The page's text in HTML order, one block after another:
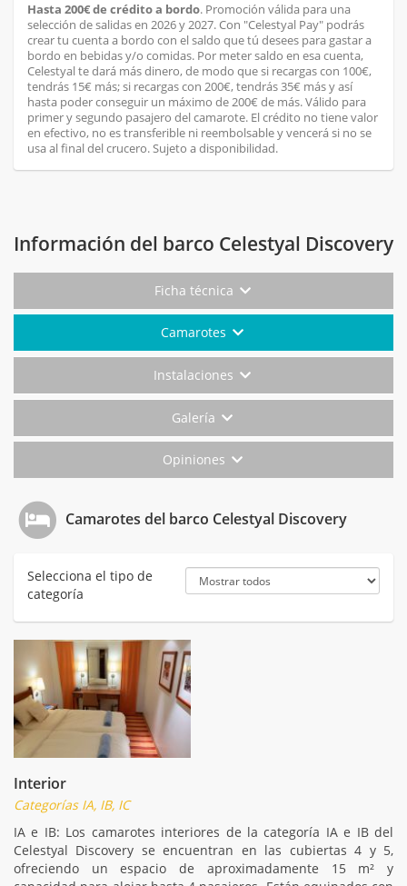
Hasta 200€ de crédito a bordo. Promoción válida para una
selección de salidas en 2026 y 2027. Con "Celestyal Pay" podrás
crear tu cuenta a bordo con el saldo que tú desees para gastar a
bordo en bebidas y/o comidas. Por meter saldo en esa cuenta,
Celestyal te dará más dinero, de modo que si recargas con 100€,
tendrás 15€ más; si recargas con 200€, tendrás 35€ más y así
hasta poder conseguir un máximo de 200€ de más. Válido para
primer y segundo pasajero del camarote. El crédito no tiene valor
en efectivo, no es transferible ni reembolsable y vencerá si no se
usa al final del crucero. Sujeto a disponibilidad.
Información del barco Celestyal Discovery
Ficha técnica
Camarotes
Instalaciones
Galería
Opiniones
Camarotes del barco Celestyal Discovery
Selecciona el tipo de
categoría
Interior
Categorías IA, IB, IC
IA e IB: Los camarotes interiores de la categoría IA e IB del
Celestyal Discovery se encuentran en las cubiertas 4 y 5,
ofreciendo un espacio de aproximadamente 15 m² y